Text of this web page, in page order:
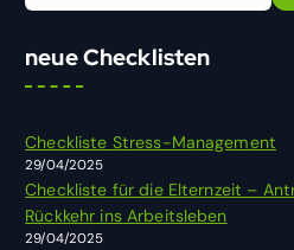
h
a
c
h
:
neue Checklisten
Checkliste Stress-Management
29/04/2025
Checkliste für die Elternzeit –
Rückkehr ins Arbeitsleben
29/04/2025